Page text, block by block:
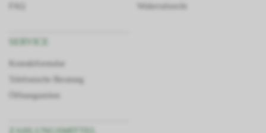
Widerrufsrecht
Kontaktformular
Telefonische Beratung
Öffnungszeiten
ZAHLUNGSMITTEL